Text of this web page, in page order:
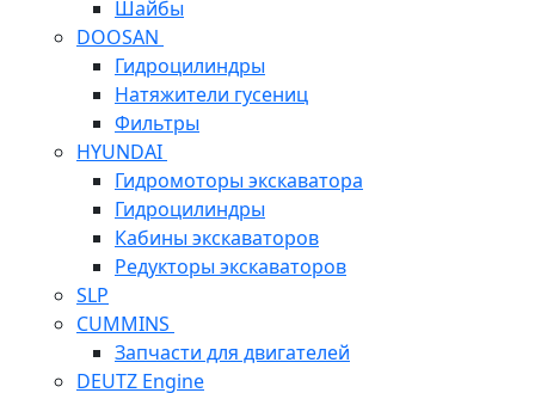
Шайбы
DOOSAN
Гидроцилиндры
Натяжители гусениц
Фильтры
HYUNDAI
Гидромоторы экскаватора
Гидроцилиндры
Кабины экскаваторов
Редукторы экскаваторов
SLP
CUMMINS
Запчасти для двигателей
DEUTZ Engine